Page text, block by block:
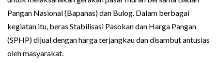
Pangan Nasional (Bapanas) dan Bulog. Dalam berbagai
kegiatan itu, beras Stabilisasi Pasokan dan Harga Pangan
(SPHP) dijual dengan harga terjangkau dan disambut antusias
oleh masyarakat.